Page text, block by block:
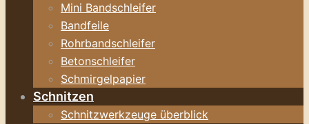
Mini Bandschleifer
Bandfeile
Rohrbandschleifer
Betonschleifer
Schmirgelpapier
Schnitzen
Schnitzwerkzeuge überblick